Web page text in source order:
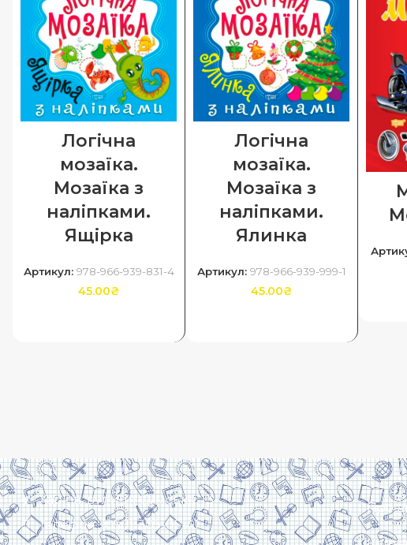
Логічна
мозаїка.
Мозаїка з
наліпками.
Ящірка
Артикул: 978-966-939-831-4
45.00₴
Логічна
мозаїка.
Мозаїка з
наліпками.
Ялинка
Артикул: 978-966-939-999-1
45.00₴
Харків, вулиця Сумська, 13
Телефон: (050) 305-05-41
Про